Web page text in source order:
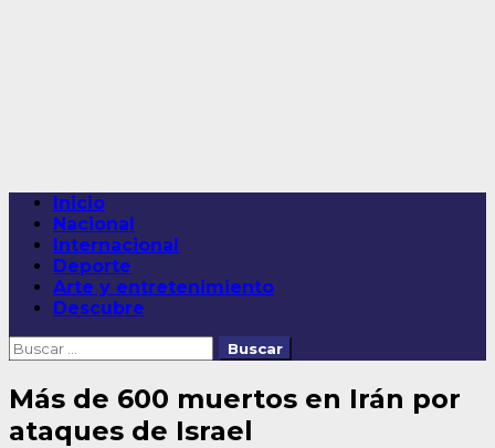
Menú
principal
Inicio
Nacional
Internacional
Deporte
Arte y entretenimiento
Descubre
Buscar:
Más de 600 muertos en Irán por
ataques de Israel